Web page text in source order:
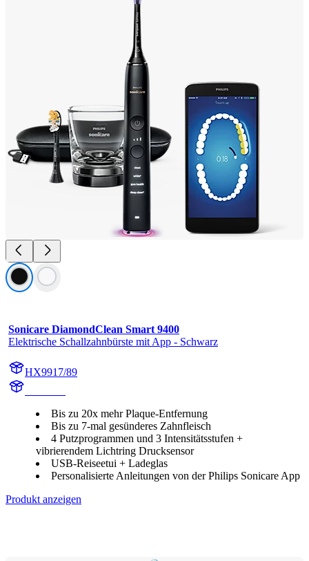
Sonicare DiamondClean Smart 9400
Elektrische Schallzahnbürste mit App - Schwarz
HX9917/89
Bis zu 20x mehr Plaque-Entfernung
Bis zu 7-mal gesünderes Zahnfleisch
4 Putzprogrammen und 3 Intensitätsstufen +
vibrierendem Lichtring Drucksensor
USB-Reiseetui + Ladeglas
Personalisierte Anleitungen von der Philips Sonicare App
Produkt anzeigen